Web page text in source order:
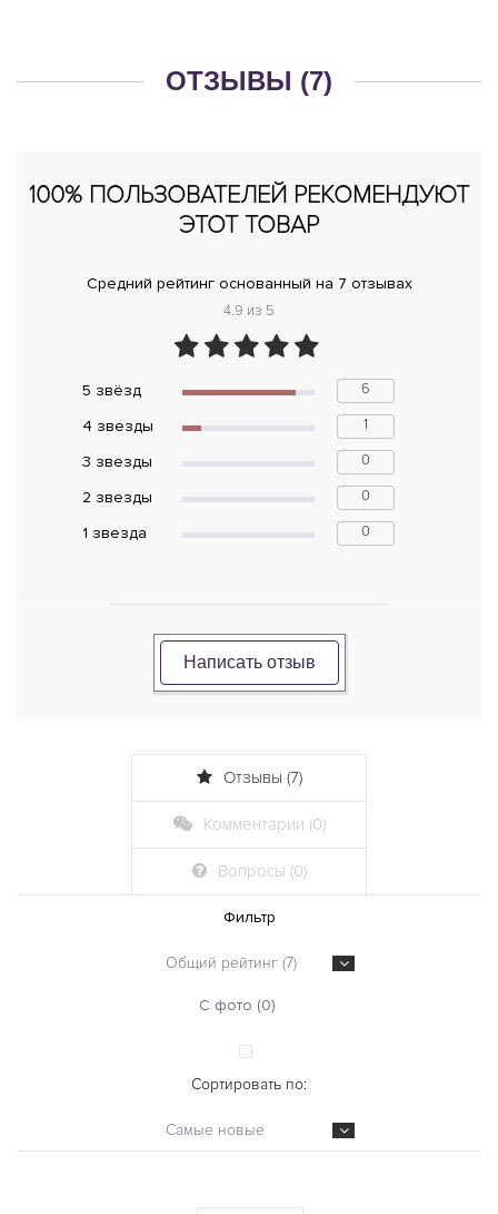
ОТЗЫВЫ (7)
100% ПОЛЬЗОВАТЕЛЕЙ РЕКОМЕНДУЮТ
ЭТОТ ТОВАР
Средний рейтинг основанный на 7 отзывах
4.9 из 5
5 звёзд 6
4 звeзды 1
3 звeзды 0
2 звeзды 0
1 звeзда 0
Написать отзыв
Отзывы (7)
Комментарии (0)
Вопросы (0)
Фильтр
Общий рейтинг (7)
С фото (0)
Сортировать по:
Самые новые